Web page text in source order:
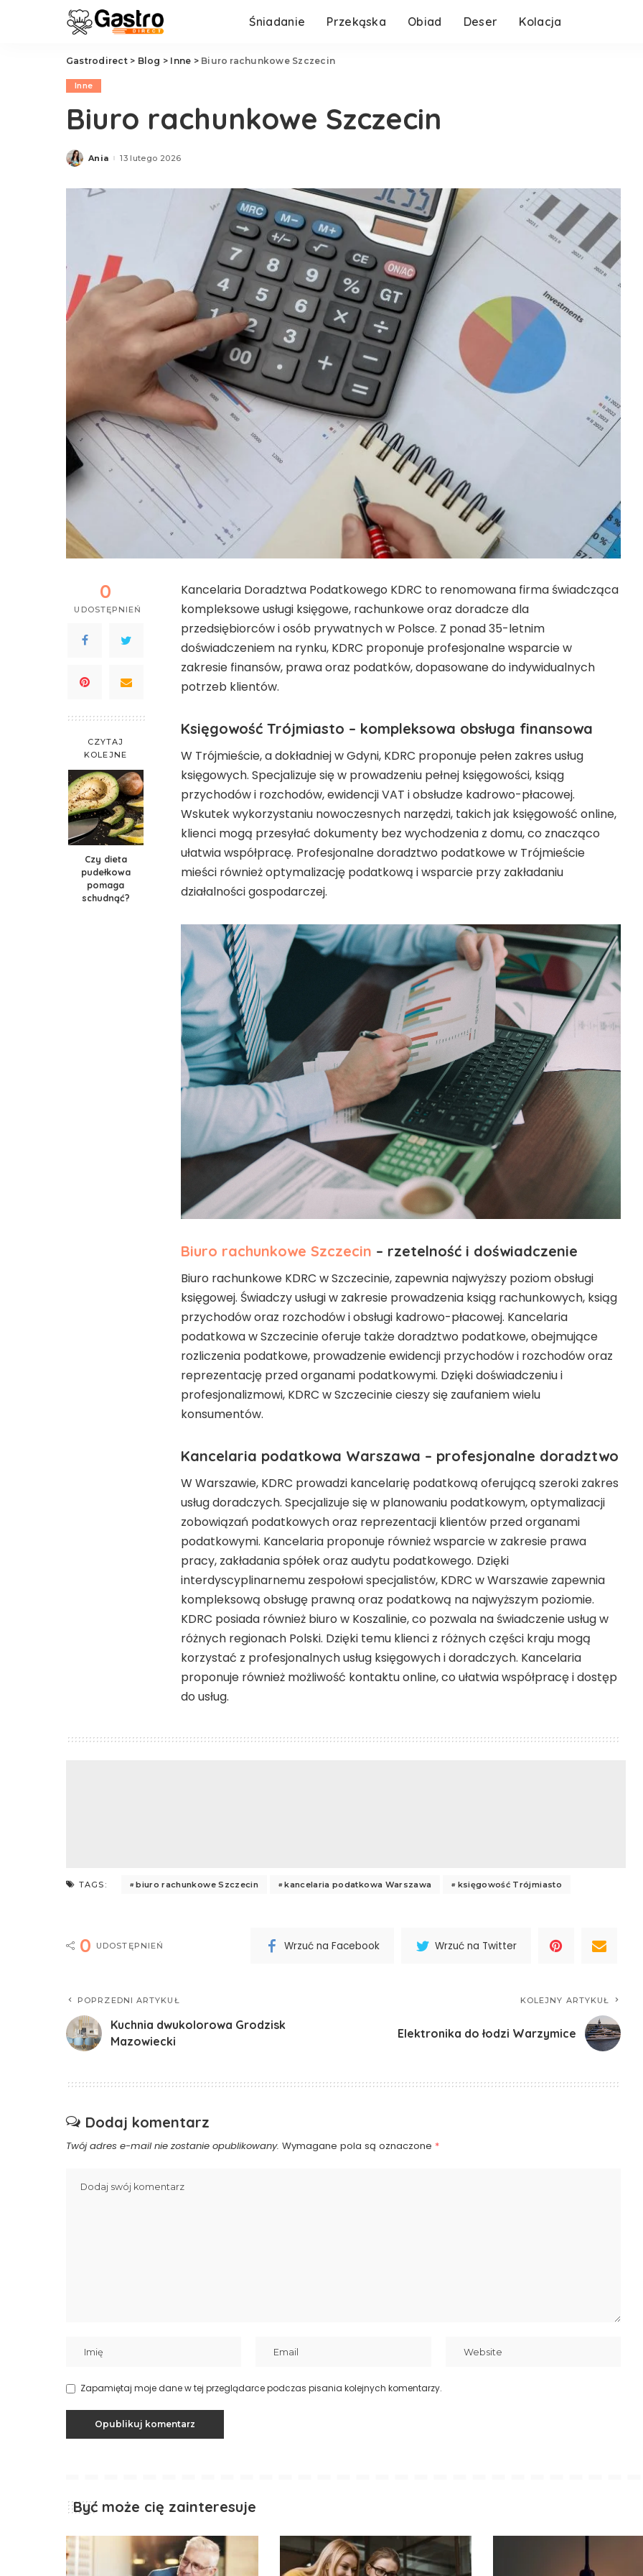
Śniadanie Przekąska Obiad Deser Kolacja
Gastrodirect> Blog > Inne > Biuro rachunkowe Szczecin
Inne
Biuro rachunkowe Szczecin
Posted
Ania 13 lutego 2026
0
UDOSTĘPNIEŃ
CZYTAJ
KOLEJNE
Czy dieta
pudełkowa
pomaga
schudnąć?
Kancelaria Doradztwa Podatkowego KDRC to renomowana firma świadcząca
kompleksowe usługi księgowe, rachunkowe oraz doradcze dla
przedsiębiorców i osób prywatnych w Polsce. Z ponad 35-letnim
doświadczeniem na rynku, KDRC proponuje profesjonalne wsparcie w
zakresie finansów, prawa oraz podatków, dopasowane do indywidualnych
potrzeb klientów.
Księgowość Trójmiasto – kompleksowa obsługa finansowa
W Trójmieście, a dokładniej w Gdyni, KDRC proponuje pełen zakres usług
księgowych. Specjalizuje się w prowadzeniu pełnej księgowości, ksiąg
przychodów i rozchodów, ewidencji VAT i obsłudze kadrowo-płacowej.
Wskutek wykorzystaniu nowoczesnych narzędzi, takich jak księgowość online,
klienci mogą przesyłać dokumenty bez wychodzenia z domu, co znacząco
ułatwia współpracę. Profesjonalne doradztwo podatkowe w Trójmieście
mieści również optymalizację podatkową i wsparcie przy zakładaniu
działalności gospodarczej.
Biuro rachunkowe Szczecin – rzetelność i doświadczenie
Biuro rachunkowe KDRC w Szczecinie, zapewnia najwyższy poziom obsługi
księgowej. Świadczy usługi w zakresie prowadzenia ksiąg rachunkowych, ksiąg
przychodów oraz rozchodów i obsługi kadrowo-płacowej. Kancelaria
podatkowa w Szczecinie oferuje także doradztwo podatkowe, obejmujące
rozliczenia podatkowe, prowadzenie ewidencji przychodów i rozchodów oraz
reprezentację przed organami podatkowymi. Dzięki doświadczeniu i
profesjonalizmowi, KDRC w Szczecinie cieszy się zaufaniem wielu
konsumentów.
Kancelaria podatkowa Warszawa – profesjonalne doradztwo
W Warszawie, KDRC prowadzi kancelarię podatkową oferującą szeroki zakres
usług doradczych. Specjalizuje się w planowaniu podatkowym, optymalizacji
zobowiązań podatkowych oraz reprezentacji klientów przed organami
podatkowymi. Kancelaria proponuje również wsparcie w zakresie prawa
pracy, zakładania spółek oraz audytu podatkowego. Dzięki
interdyscyplinarnemu zespołowi specjalistów, KDRC w Warszawie zapewnia
kompleksową obsługę prawną oraz podatkową na najwyższym poziomie.
KDRC posiada również biuro w Koszalinie, co pozwala na świadczenie usług w
różnych regionach Polski. Dzięki temu klienci z różnych części kraju mogą
korzystać z profesjonalnych usług księgowych i doradczych. Kancelaria
proponuje również możliwość kontaktu online, co ułatwia współpracę i dostęp
do usług.
TAGS: biuro rachunkowe Szczecin kancelaria podatkowa Warszawa księgowość Trójmiasto
0 UDOSTĘPNIEŃ Wrzuć na Facebook Wrzuć na Twitter
POPRZEDNI ARTYKUŁ
Kuchnia dwukolorowa Grodzisk
Mazowiecki
KOLEJNY ARTYKUŁ
Elektronika do łodzi Warzymice
Dodaj komentarz
Twój adres e-mail nie zostanie opublikowany. Wymagane pola są oznaczone *
Zapamiętaj moje dane w tej przeglądarce podczas pisania kolejnych komentarzy.
Być może cię zainteresuje